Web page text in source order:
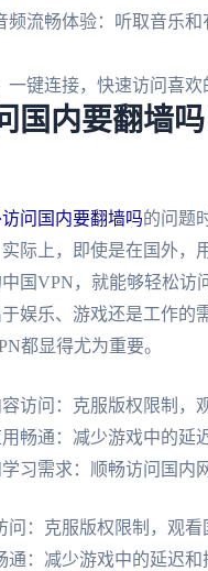
频流畅体验：听取音乐
一键连接，快速访问喜欢
国内要翻墙
访问国内要翻墙吗的问题
际上，即使是在国外，
国VPN，就能够轻松访
娱乐、游戏还是工作的
都显得尤为重要。
访问：克服版权限制，
畅通：减少游戏中的延
习需求：顺畅访问国内
问：克服版权限制，观看
通：减少游戏中的延迟和